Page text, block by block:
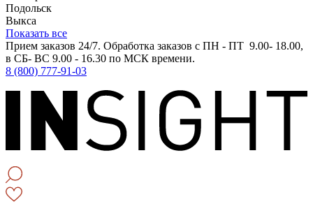
Подольск
Выкса
Показать все
Прием заказов 24/7. Обработка заказов с ПН - ПТ 9.00- 18.00,
в СБ- ВС 9.00 - 16.30 по МСК времени.
8 (800) 777-91-03